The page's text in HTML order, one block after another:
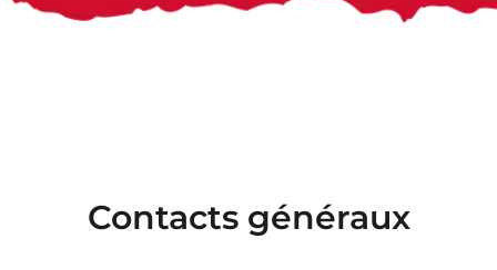
Contacts généraux